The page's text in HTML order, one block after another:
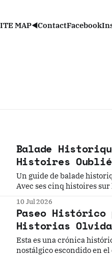
MAP◀️ContactFacebook
Balade
Histoires
Un guide de balade
Avec ses cinq histoires
10 Jul 2026
Paseo
Historias
Esta es una crónica
nostálgico escondido en